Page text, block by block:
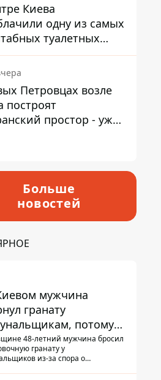
Киева
одну из самых
туалетных
фиктивным домом
Петровцах возле
построят
простор - уже
Больше
новостей
мужчина
гранату
потому
хотел платить по
48-летний мужчина бросил
гранату у
из-за спора о